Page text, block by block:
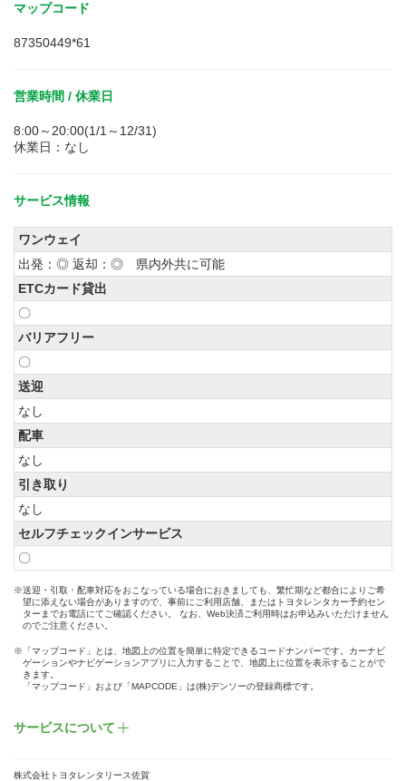
マップコード
87350449*61
営業時間 / 休業日
8:00～20:00(1/1～12/31)
休業日：なし
サービス情報
ワンウェイ
出発：◎ 返却：◎ 県内外共に可能
ETCカード貸出
〇
バリアフリー
〇
送迎
なし
配車
なし
引き取り
なし
セルフチェックインサービス
〇
※送迎・引取・配車対応をおこなっている場合におきましても、繁忙期など都合によりご希
望に添えない場合がありますので、事前にご利用店舗、またはトヨタレンタカー予約セン
ターまでお電話にてご確認ください。 なお、Web決済ご利用時はお申込みいただけません
のでご注意ください。
※「マップコード」とは、地図上の位置を簡単に特定できるコードナンバーです。カーナビ
ゲーションやナビゲーションアプリに入力することで、地図上に位置を表示することがで
きます。
「マップコード」および「MAPCODE」は(株)デンソーの登録商標です。
サービスについて
株式会社トヨタレンタリース佐賀